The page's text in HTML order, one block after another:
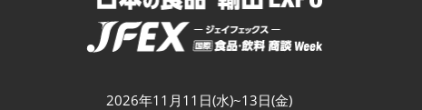
2026年11月11日(水)~13日(金)